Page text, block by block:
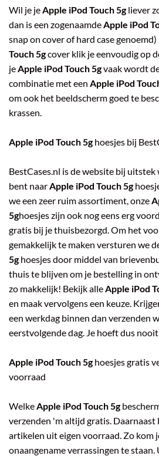
Wil je jeApple iPod Touch 5gliever
dan is een zogenaamdeApple iPod
snap on cover of hard case genoemd)
Touch 5gcover klik je eenvoudig op
jeApple iPod Touch 5gvaak wordt
combinatie met een Apple iPod
om ook het beeldscherm goed te
krassen.
Apple iPod Touch 5ghoesjes bij
BestCases.nl is de website bij uitstek
bent naarApple iPod Touch 5g
we een zeer ruim assortiment, onze
5ghoesjes zijn ook nog eens erg
gratis bij je thuisbezorgd. Om het
gemakkelijk te maken versturen we
5ghoesjes door middel van
thuis te blijven om je bestelling in
zo makkelijk! Bekijk alleApple iPod
en maak vervolgens een keuze.
een werkdag binnen dan verzenden
eerstvolgende dag. Je hoeft dus
Apple iPod Touch 5ghoesjes gratis
voorraad
WelkeApple iPod Touch 5g
verzenden 'm altijd gratis. Daarnaast
artikelen uit eigen voorraad. Zo kom
onaangename verrassingen te